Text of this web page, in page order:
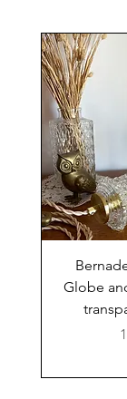
Globe